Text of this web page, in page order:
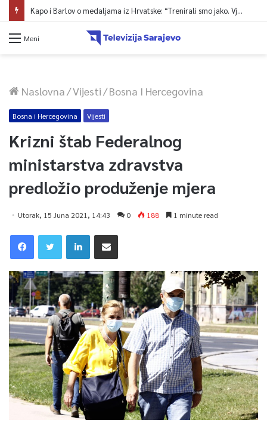
Kapo i Barlov o medaljama iz Hrvatske: “Trenirali smo jako. Vjerovali smo”
Meni
Naslovna/Vijesti/Bosna I Hercegovina
Bosna i Hercegovina Vijesti
Krizni štab Federalnog
ministarstva zdravstva
predložio produženje mjera
Utorak, 15 Juna 2021, 14:43 0 188 1 minute read